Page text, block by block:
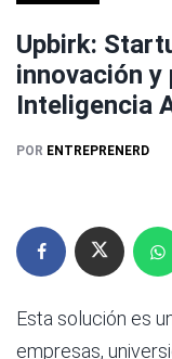
Upbirk:
innovación
Inteligencia
POR ENTREPRENERD
Esta solución es
empresas,